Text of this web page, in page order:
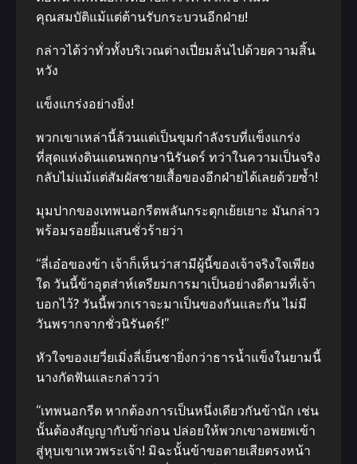
คุณสมบัติแม้แต่ต้านรับกระบวนอีกฝ่าย!
กล่าวได้ว่าทั่วทั้งบริเวณต่างเปี่ยมล้นไปด้วยความสิ้น
หวัง
แข็งแกร่งอย่างยิ่ง!
พวกเขาเหล่านี้ล้วนแต่เป็นขุมกำลังรบที่แข็งแกร่ง
ที่สุดแห่งดินแดนพฤกษานิรันดร์ ทว่าในความเป็นจริง
กลับไม่แม้แต่สัมผัสชายเสื้อของอีกฝ่ายได้เลยด้วยซ้ำ!
มุมปากของเทพนอกรีตพลันกระตุกเย้ยเยาะ มันกล่าว
พร้อมรอยยิ้มแสนชั่วร้ายว่า
“ลี่เอ๋อของข้า เจ้าก็เห็นว่าสามีผู้นี้ของเจ้าจริงใจเพียง
ใด วันนี้ข้าอุตส่าห์เตรียมการมาเป็นอย่างดีตามที่เจ้า
บอกไว้? วันนี้พวกเราจะมาเป็นของกันและกัน ไม่มี
วันพรากจากชั่วนิรันดร์!”
หัวใจของเยวี่ยเมิ่งลี่เย็นชายิ่งกว่าธารน้ำแข็งในยามนี้
นางกัดฟันและกล่าวว่า
“เทพนอกรีต หากต้องการเป็นหนึ่งเดียวกันข้านัก เช่น
นั้นต้องสัญญากับข้าก่อน ปล่อยให้พวกเขาอพยพเข้า
สู่หุบเขาเหวพระเจ้า! มิฉะนั้นข้าขอตายเสียตรงหน้า